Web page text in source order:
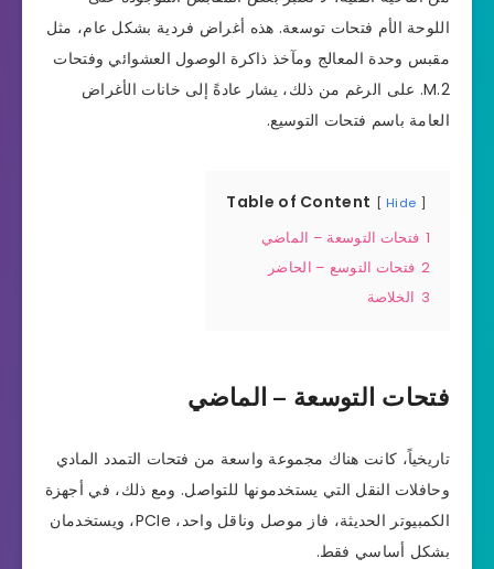
اللوحة الأم فتحات توسعة. هذه أغراض فردية بشكل عام، مثل
مقبس وحدة المعالج ومآخذ ذاكرة الوصول العشوائي وفتحات
M.2. على الرغم من ذلك، يشار عادةً إلى خانات الأغراض
العامة باسم فتحات التوسيع.
Table of Content Hide
1 فتحات التوسعة – الماضي
2 فتحات التوسع – الحاضر
3 الخلاصة
فتحات التوسعة – الماضي
تاريخياً، كانت هناك مجموعة واسعة من فتحات التمدد المادي
وحافلات النقل التي يستخدمونها للتواصل. ومع ذلك، في أجهزة
الكمبيوتر الحديثة، فاز موصل وناقل واحد، PCIe، ويستخدمان
بشكل أساسي فقط.